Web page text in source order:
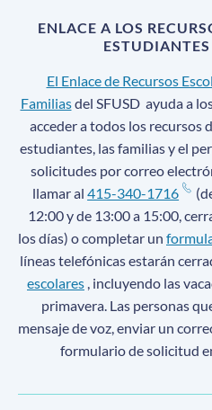
ENLACE A LOS
El Enlace de Recursos
Familiasdel SFUSD ayuda a
acceder a todos los recursos
estudiantes, las familias y el
solicitudes por correo
llamar al415-340-1716
12:00 y de 13:00 a 15:00,
los días) o completar un
líneas telefónicas estarán
escolares , incluyendo las
primavera. Las personas
mensaje de voz, enviar un
formulario de solicitud